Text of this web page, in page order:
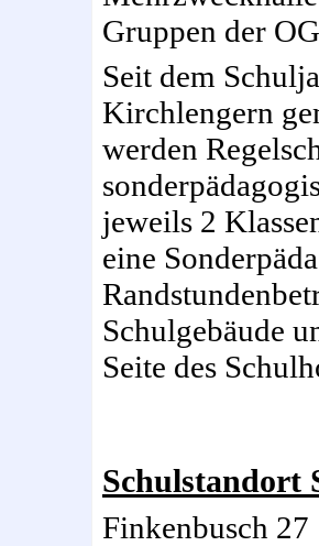
Gruppen der
Seit dem
Kirchlengern
werden
jeweils 2
eine
Schulgebäude
Seite des
Schulstandort
Finkenbusch 27